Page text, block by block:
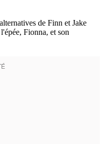
de Finn et Jake
Fionna, et son